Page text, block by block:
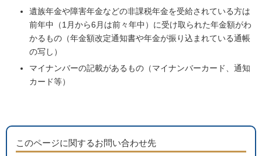
遺族年金や障害年金などの非課税年金を受給されている方は
前年中（1月から6月は前々年中）に受け取られた年金額がわ
かるもの（年金額改定通知書や年金が振り込まれている通帳
の写し）
マイナンバーの記載があるもの（マイナンバーカード、通知
カード等）
このページに関するお問い合わせ先